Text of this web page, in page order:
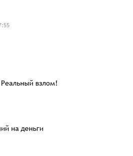
взлом!
на деньги